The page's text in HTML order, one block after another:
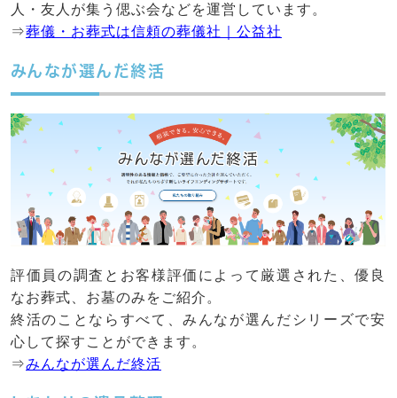
人・友人が集う偲ぶ会などを運営しています。
⇒葬儀・お葬式は信頼の葬儀社｜公益社
みんなが選んだ終活
評価員の調査とお客様評価によって厳選された、優良
なお葬式、お墓のみをご紹介。
終活のことならすべて、みんなが選んだシリーズで安
心して探すことができます。
⇒みんなが選んだ終活